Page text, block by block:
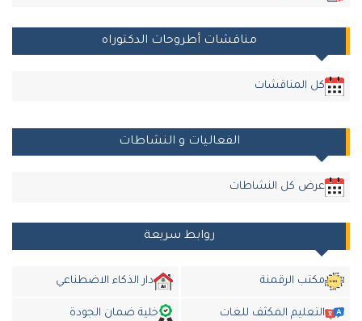
مناقشات أطروحات الدكتوراه
كل المناقشات
الفعاليات و النشاطات
عرض كل النشاطات
روابط سريعة
مكتب الرقمنة دار الذكاء الاضطناعي
التعليم المكثف للغات خلية ضمان الجودة